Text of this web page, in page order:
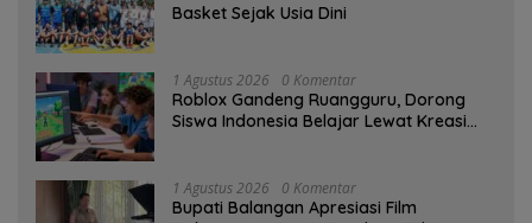
Basket Sejak Usia Dini
1 Agustus 2026 0 Komentar
Roblox Gandeng Ruangguru, Dorong
Siswa Indonesia Belajar Lewat Kreasi
1 Agustus 2026 0 Komentar
Bupati Balangan Apresiasi Film